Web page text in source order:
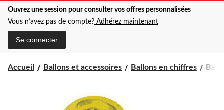
City,
courament
Ouvert,
cliquer
Ouvrez une session pour consulter vos offres personnalisées
Vous n’avez pas de compte? Adhérez maintenant
Se connecter
Accueil Ballons et accessoires Ballons en chiffres